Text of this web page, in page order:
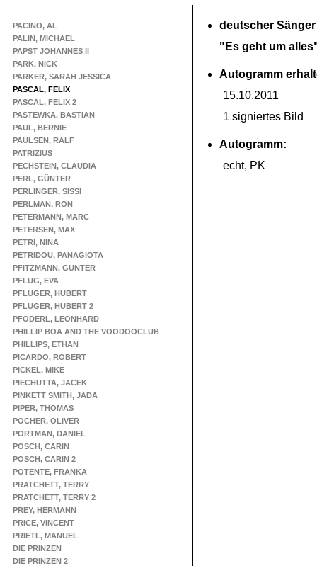
PACINO, AL
PALIN, MICHAEL
PAPST JOHANNES II
PARK, NICK
PARKER, SARAH JESSICA
PASCAL, FELIX
PASCAL, FELIX 2
PASTEWKA, BASTIAN
PAUL, BERNIE
PAULSEN, RALF
PATRIZIUS
PECHSTEIN, CLAUDIA
PERL, GÜNTER
PERLINGER, SISSI
PERLMAN, RON
PETERMANN, MARC
PETERSEN, MAX
PETRI, NINA
PETRIDOU, PANAGIOTA
PFITZMANN, GÜNTER
PFLUG, EVA
PFLUGER, HUBERT
PFLUGER, HUBERT 2
PFÖDERL, LEONHARD
PHILLIP BOA AND THE VOODOOCLUB
PHILLIPS, ETHAN
PICARDO, ROBERT
PICKEL, MIKE
PIECHUTTA, JACEK
PINKETT SMITH, JADA
PIPER, THOMAS
POCHER, OLIVER
PORTMAN, DANIEL
POSCH, CARIN
POSCH, CARIN 2
POTENTE, FRANKA
PRATCHETT, TERRY
PRATCHETT, TERRY 2
PREY, HERMANN
PRICE, VINCENT
PRIETL, MANUEL
DIE PRINZEN
DIE PRINZEN 2
deutscher Sänger
"Es geht um
Autogramm
15.10.2011
1 signiertes Bild
Autogramm:
echt, PK